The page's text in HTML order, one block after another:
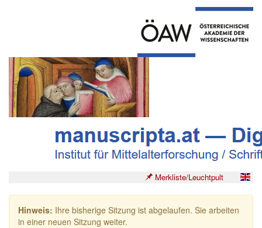
Merkliste/Leuchtpult
Hinweis: Ihre bisherige Sitzung ist abgelaufen. Sie arbeiten
in einer neuen Sitzung weiter.